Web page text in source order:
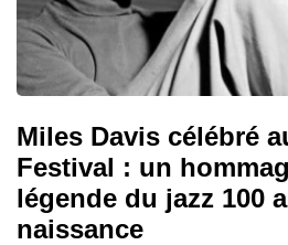
Miles Davis célébré
Festival : un
légende du jazz 100
naissance